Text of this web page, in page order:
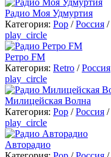
Радио Моя Удмуртия
Категория: Pop /Россия /
play_circle
Ретро FM
Категория: Retro /Россия
play_circle
Милицейская Волна
Категория: Pop /Россия /
play_circle
Авторадио